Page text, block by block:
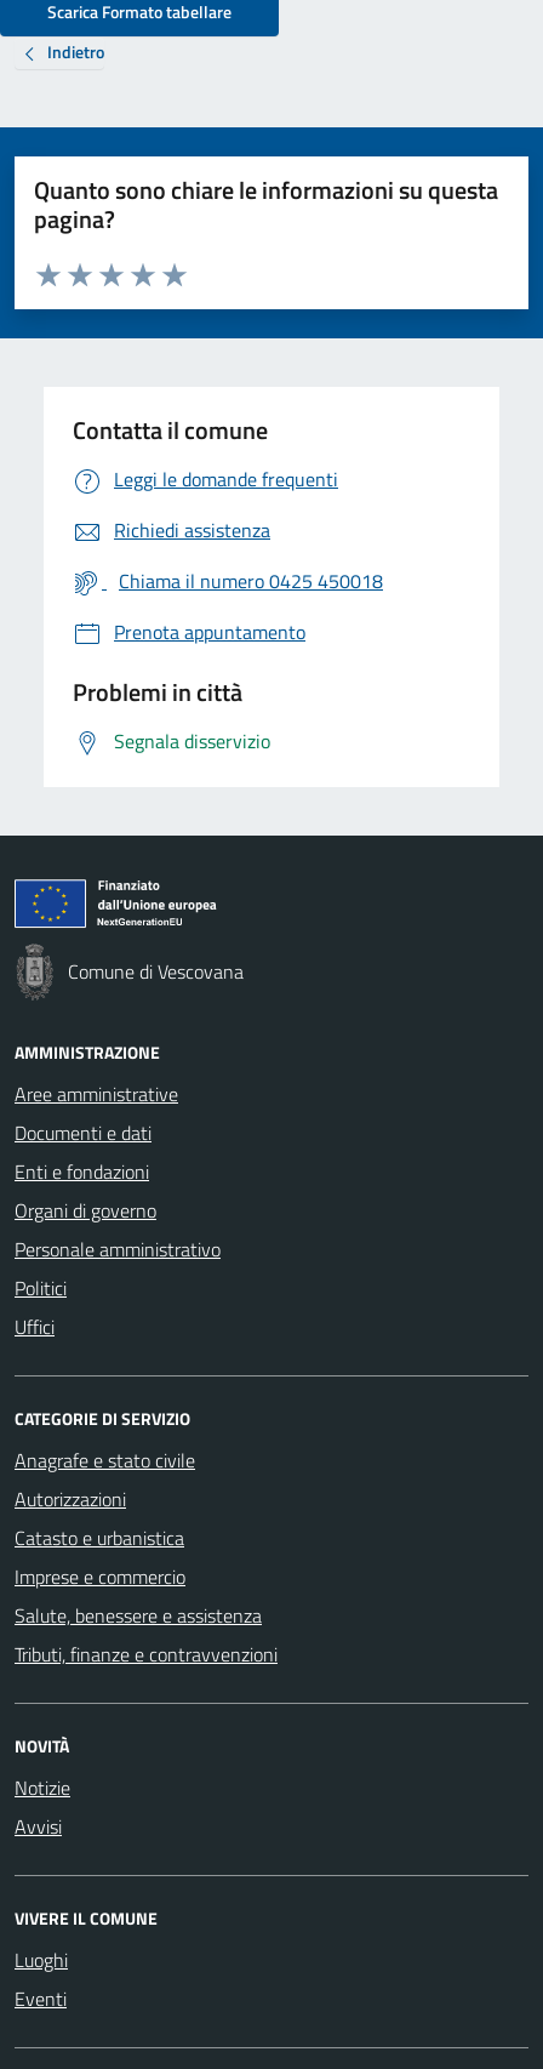
Scarica Formato tabellare
Indietro
Quanto sono chiare le informazioni su questa
pagina?
Valuta da 1 a 5 stelle la pagina
Valuta 5 stelle su 5
Valuta 4 stelle su 5
Valuta 3 stelle su 5
Valuta 2 stelle su 5
Valuta 1 stelle su 5
Contatta il comune
Leggi le domande frequenti
Richiedi assistenza
Chiama il numero 0425 450018
Prenota appuntamento
Problemi in città
Segnala disservizio
Comune di Vescovana
AMMINISTRAZIONE
Aree amministrative
Documenti e dati
Enti e fondazioni
Organi di governo
Personale amministrativo
Politici
Uffici
CATEGORIE DI SERVIZIO
Anagrafe e stato civile
Autorizzazioni
Catasto e urbanistica
Imprese e commercio
Salute, benessere e assistenza
Tributi, finanze e contravvenzioni
NOVITÀ
Notizie
Avvisi
VIVERE IL COMUNE
Luoghi
Eventi